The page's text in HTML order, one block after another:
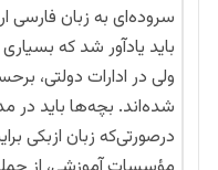
سروده‌ای به زبان فارسی
باید یادآور شد که‌
ولی در ادارات دولتی،
شده‌اند. بچه‌ها باید در
درصورتی‌که زبان ازبکی